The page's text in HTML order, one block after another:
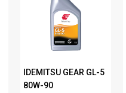
IDEMITSU GEAR GL-5
80W-90